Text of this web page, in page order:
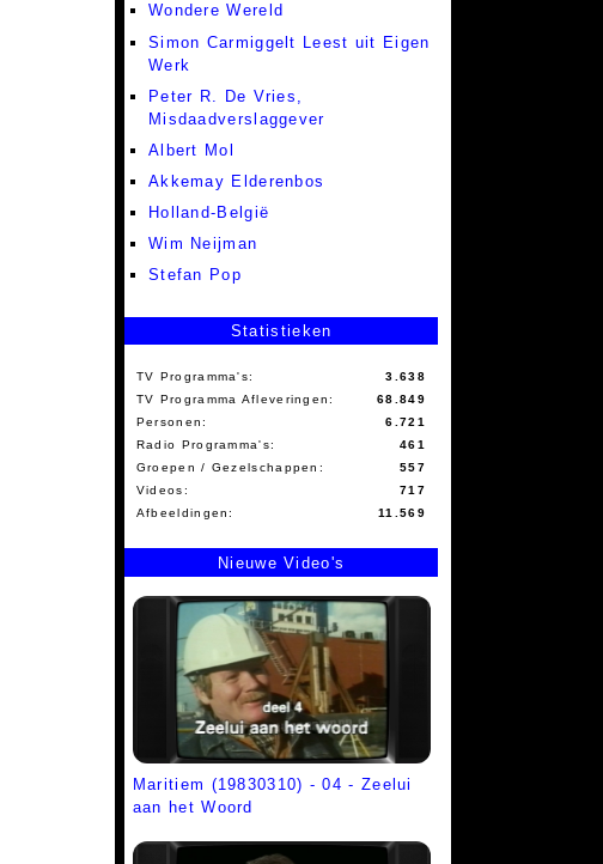
Wondere Wereld
Simon Carmiggelt Leest uit Eigen
Werk
Peter R. De Vries,
Misdaadverslaggever
Albert Mol
Akkemay Elderenbos
Holland-België
Wim Neijman
Stefan Pop
Statistieken
TV Programma's:
3.638
TV Programma Afleveringen:
68.849
Personen:
6.721
Radio Programma's:
461
Groepen / Gezelschappen:
557
Videos:
717
Afbeeldingen:
11.569
Nieuwe Video's
Maritiem (19830310) - 04 - Zeelui
aan het Woord